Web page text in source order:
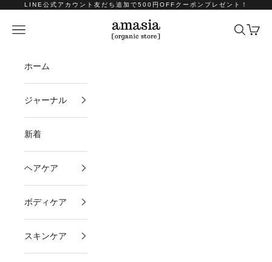
コンテンツへスキップ
LINE公式アカウント友だち追加で500円OFFクーポンプレゼント！
amasia organic store
メニュー 検索カート
ホーム
ジャーナル
新着
ヘアケア
ボディケア
スキンケア